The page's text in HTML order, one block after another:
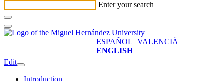
Enter your search
ESPAÑOL VALENCIÀ
ENGLISH
Edit
Introduction